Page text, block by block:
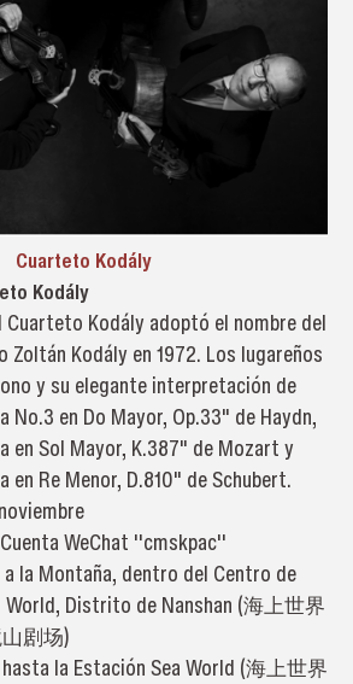
Cuarteto Kodály
Kodály
Cuarteto Kodály adoptó el nombre del
Kodály en 1972. Los lugareños
y su elegante interpretación de
No.3 en Do Mayor, Op.33" de Haydn,
en Sol Mayor, K.387" de Mozart y
Re Menor, D.810" de Schubert.
WeChat ''cmskpac''
la Montaña, dentro del Centro de
World, Distrito de Nanshan (海上世界
剧场)
la Estación Sea World (海上世界